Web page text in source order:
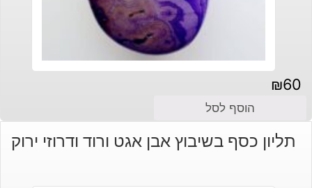
₪60
הוסף לסל
תליון כסף בשיבוץ אבן אגט ורוד ודרוזי ירוק